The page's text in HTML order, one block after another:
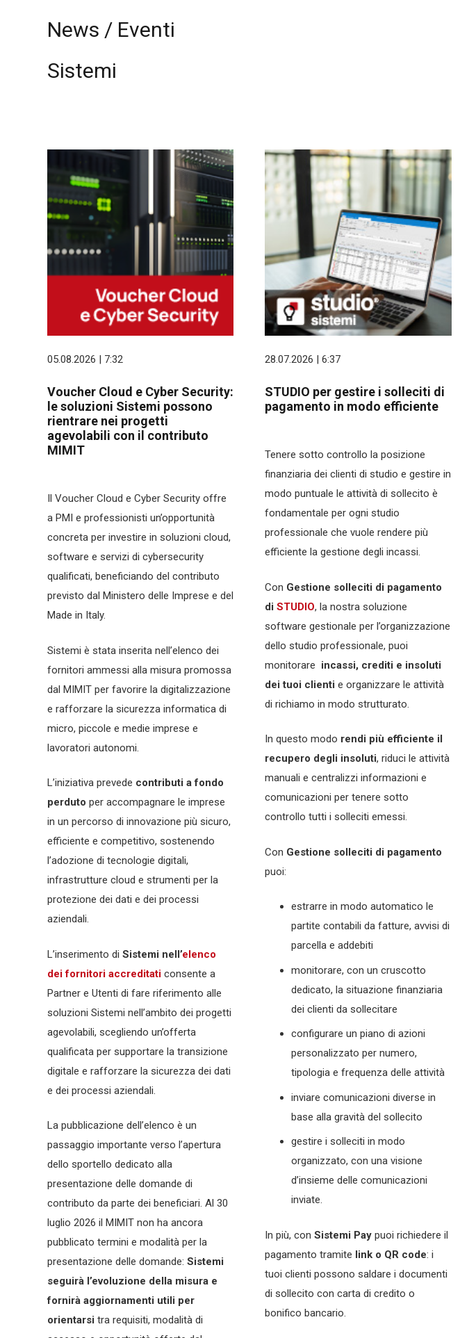
News / Eventi
Sistemi
05.08.2026 | 7:32
Voucher Cloud e Cyber Security:
le soluzioni Sistemi possono
rientrare nei progetti
agevolabili con il contributo
MIMIT
Il Voucher Cloud e Cyber Security offre
a PMI e professionisti un’opportunità
concreta per investire in soluzioni cloud,
software e servizi di cybersecurity
qualificati, beneficiando del contributo
previsto dal Ministero delle Imprese e del
Made in Italy.
Sistemi è stata inserita nell’elenco dei
fornitori ammessi alla misura promossa
dal MIMIT per favorire la digitalizzazione
e rafforzare la sicurezza informatica di
micro, piccole e medie imprese e
lavoratori autonomi.
L’iniziativa prevede contributi a fondo
perduto per accompagnare le imprese
in un percorso di innovazione più sicuro,
efficiente e competitivo, sostenendo
l’adozione di tecnologie digitali,
infrastrutture cloud e strumenti per la
protezione dei dati e dei processi
aziendali.
L’inserimento di Sistemi nell’elenco
dei fornitori accreditaticonsente a
Partner e Utenti di fare riferimento alle
soluzioni Sistemi nell’ambito dei progetti
agevolabili, scegliendo un’offerta
qualificata per supportare la transizione
digitale e rafforzare la sicurezza dei dati
e dei processi aziendali.
La pubblicazione dell’elenco è un
passaggio importante verso l’apertura
dello sportello dedicato alla
presentazione delle domande di
contributo da parte dei beneficiari. Al 30
luglio 2026 il MIMIT non ha ancora
pubblicato termini e modalità per la
presentazione delle domande: Sistemi
seguirà l’evoluzione della misura e
fornirà aggiornamenti utili per
orientarsi tra requisiti, modalità di
28.07.2026 | 6:37
STUDIO per gestire i solleciti di
pagamento in modo efficiente
Tenere sotto controllo la posizione
finanziaria dei clienti di studio e gestire in
modo puntuale le attività di sollecito è
fondamentale per ogni studio
professionale che vuole rendere più
efficiente la gestione degli incassi.
Con Gestione solleciti di pagamento
di STUDIO, la nostra soluzione
software gestionale per l’organizzazione
dello studio professionale, puoi
monitorare incassi, crediti e insoluti
dei tuoi clienti e organizzare le attività
di richiamo in modo strutturato.
In questo modo rendi più efficiente il
recupero degli insoluti, riduci le attività
manuali e centralizzi informazioni e
comunicazioni per tenere sotto
controllo tutti i solleciti emessi.
Con Gestione solleciti di pagamento
puoi:
estrarre in modo automatico le
partite contabili da fatture, avvisi di
parcella e addebiti
monitorare, con un cruscotto
dedicato, la situazione finanziaria
dei clienti da sollecitare
configurare un piano di azioni
personalizzato per numero,
tipologia e frequenza delle attività
inviare comunicazioni diverse in
base alla gravità del sollecito
gestire i solleciti in modo
organizzato, con una visione
d’insieme delle comunicazioni
inviate.
In più, con Sistemi Pay puoi richiedere il
pagamento tramite link o QR code: i
tuoi clienti possono saldare i documenti
di sollecito con carta di credito o
bonifico bancario.